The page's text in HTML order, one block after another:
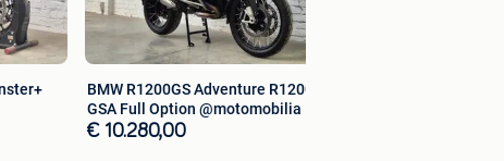
BMW R1200GS Adventure R1200GSA
GSA Full Option @motomobilia
€ 10.280,00